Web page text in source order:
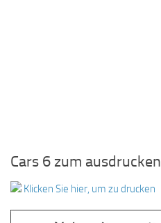
Cars 6 zum ausdrucken
Klicken Sie hier, um zu drucken